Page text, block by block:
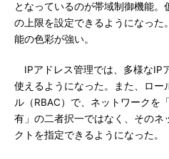
となっているのが帯域制御機能
の上限を設定できるようになっ
能の色彩が強い。
IPアドレス管理では、多様なIP
使えるようになった。また、ロー
ル（RBAC）で、ネットワークを
有」の二者択一ではなく、そのネ
クトを指定できるようになった。